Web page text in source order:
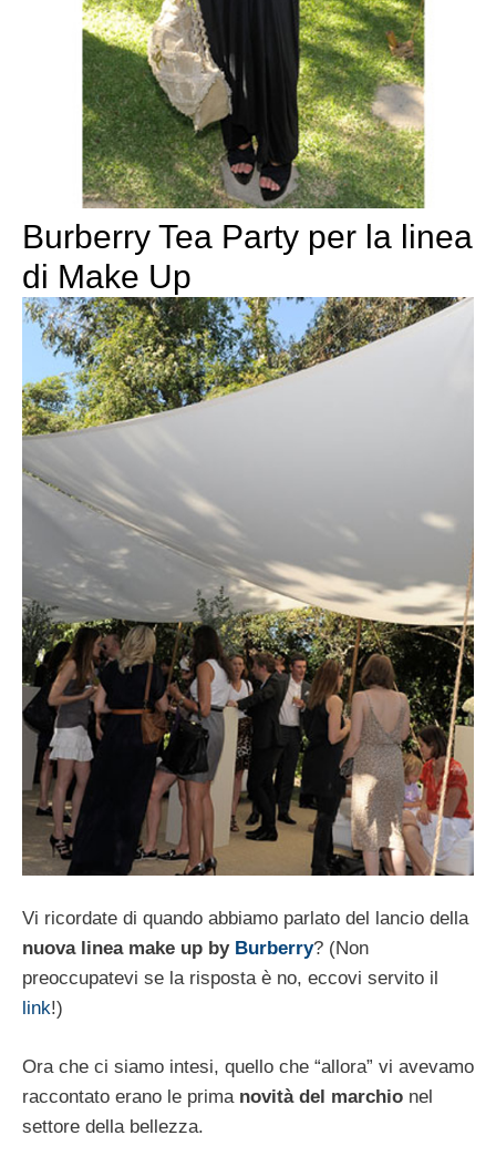
Burberry Tea Party per la linea
di Make Up
Vi ricordate di quando abbiamo parlato del lancio della
nuova linea make up by Burberry? (Non
preoccupatevi se la risposta è no, eccovi servito il
link!)
Ora che ci siamo intesi, quello che “allora” vi avevamo
raccontato erano le prima novità del marchio nel
settore della bellezza.